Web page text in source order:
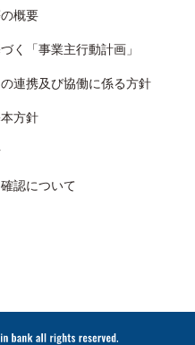
概要
く「事業主行動計画」
連携及び協働に係る方針
方針
認について